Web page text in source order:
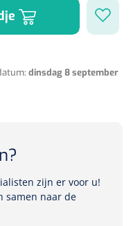
dinsdag 8 september
zijn er voor u!
samen naar de